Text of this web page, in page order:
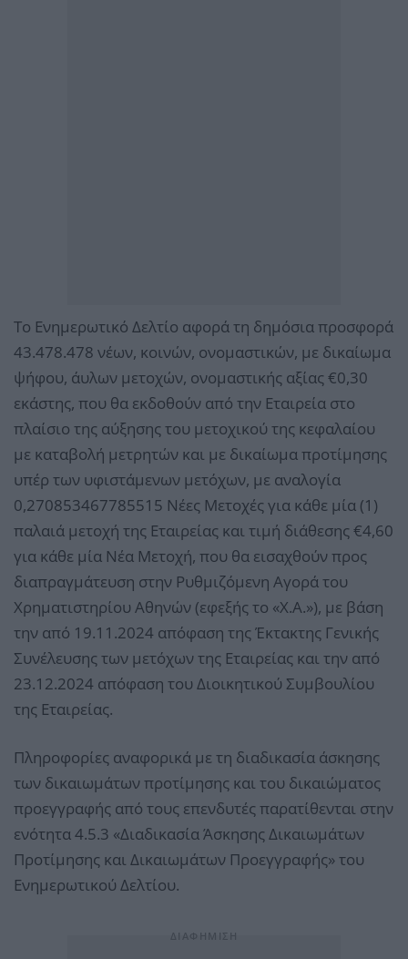
Το Ενημερωτικό Δελτίο αφορά τη δημόσια προσφορά
43.478.478 νέων, κοινών, ονομαστικών, με δικαίωμα
ψήφου, άυλων μετοχών, ονομαστικής αξίας €0,30
εκάστης, που θα εκδοθούν από την Εταιρεία στο
πλαίσιο της αύξησης του μετοχικού της κεφαλαίου
με καταβολή μετρητών και με δικαίωμα προτίμησης
υπέρ των υφιστάμενων μετόχων, με αναλογία
0,270853467785515 Νέες Μετοχές για κάθε μία (1)
παλαιά μετοχή της Εταιρείας και τιμή διάθεσης €4,60
για κάθε μία Νέα Μετοχή, που θα εισαχθούν προς
διαπραγμάτευση στην Ρυθμιζόμενη Αγορά του
Χρηματιστηρίου Αθηνών (εφεξής το «Χ.Α.»), με βάση
την από 19.11.2024 απόφαση της Έκτακτης Γενικής
Συνέλευσης των μετόχων της Εταιρείας και την από
23.12.2024 απόφαση του Διοικητικού Συμβουλίου
της Εταιρείας.
Πληροφορίες αναφορικά με τη διαδικασία άσκησης
των δικαιωμάτων προτίμησης και του δικαιώματος
προεγγραφής από τους επενδυτές παρατίθενται στην
ενότητα 4.5.3 «Διαδικασία Άσκησης Δικαιωμάτων
Προτίμησης και Δικαιωμάτων Προεγγραφής» του
Ενημερωτικού Δελτίου.